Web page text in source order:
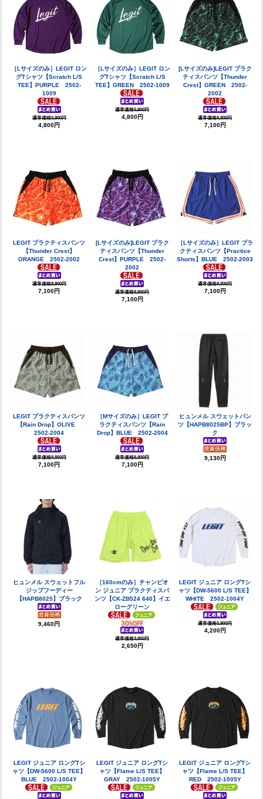
［Lサイズのみ］LEGIT ロン
グTシャツ【Scratch L/S
TEE】PURPLE 2502-
1009
通常価格5,900円
4,800円
［Lサイズのみ］LEGIT ロン
グTシャツ【Scratch L/S
TEE】GREEN 2502-1009
通常価格5,900円
4,800円
[Lサイズのみ]LEGIT プラク
ティスパンツ【Thunder
Crest】GREEN 2502-
2002
通常価格8,800円
7,100円
LEGIT プラクティスパンツ
【Thunder Crest】
ORANGE 2502-2002
通常価格8,800円
7,100円
[Lサイズのみ]LEGIT プラク
ティスパンツ【Thunder
Crest】PURPLE 2502-
2002
通常価格8,800円
7,100円
［Lサイズのみ］LEGIT プラ
クティスパンツ【Practice
Shorts】BLUE 2502-2003
通常価格8,800円
7,100円
LEGIT プラクティスパンツ
【Rain Drop】OLIVE
2502-2004
通常価格8,800円
7,100円
［Mサイズのみ］LEGIT プ
ラクティスパンツ【Rain
Drop】BLUE 2502-2004
通常価格8,800円
7,100円
ヒュンメル スウェットパン
ツ【HAPB8025BP】ブラッ
ク
9,130円
ヒュンメル スウェットフル
ジップフーディー
【HAPB8025】ブラック
9,460円
［160cmのみ］チャンピオ
ン ジュニア プラクティスパ
ンツ【CK-ZB524 640】イエ
ローグリーン
通常価格3,850円
2,650円
LEGIT ジュニア ロングTシ
ャツ【DW-5600 L/S TEE】
WHITE 2502-1004Y
通常価格5,900円
4,200円
LEGIT ジュニア ロングTシ
ャツ【DW-5600 L/S TEE】
BLUE 2502-1004Y
LEGIT ジュニア ロングTシ
ャツ【Flame L/S TEE】
GRAY 2502-1005Y
LEGIT ジュニア ロングTシ
ャツ【Flame L/S TEE】
RED 2502-1005Y